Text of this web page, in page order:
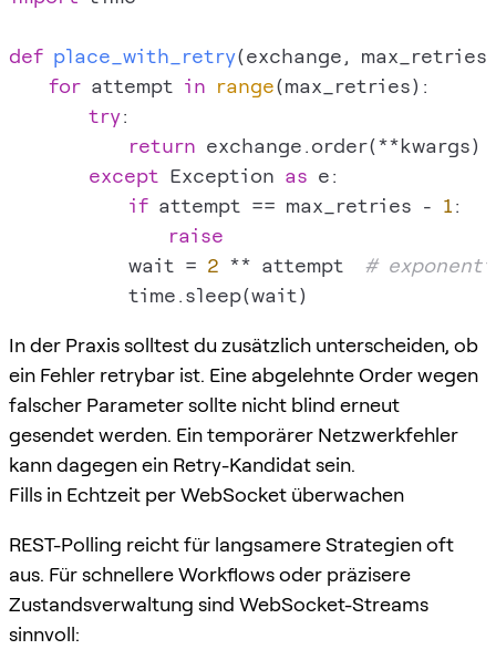
def place_with_retry(exchange,
for attempt in range(max_retries):
try:
return exchange.order(**kwargs)
except Exception as e:
if attempt == max_retries - 1:
raise
            wait =
2 ** attempt #
In der Praxis solltest du zusätzlich unterscheiden, ob
ein Fehler retrybar ist. Eine abgelehnte Order wegen
falscher Parameter sollte nicht blind erneut
gesendet werden. Ein temporärer Netzwerkfehler
kann dagegen ein Retry-Kandidat sein.
Fills in Echtzeit per WebSocket überwachen
REST-Polling reicht für langsamere Strategien oft
aus. Für schnellere Workflows oder präzisere
Zustandsverwaltung sind WebSocket-Streams
sinnvoll: